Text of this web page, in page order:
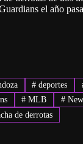
el año
# deportes
# MLB #
de derrotas